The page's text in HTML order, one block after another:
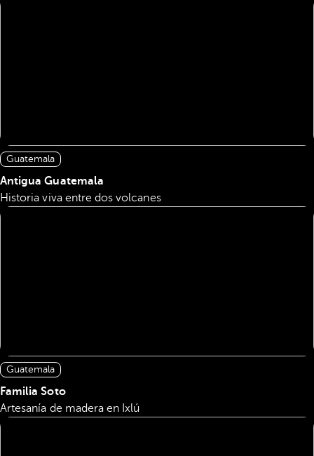
Guatemala
Antigua Guatemala
Historia viva entre dos volcanes
Guatemala
Familia Soto
Artesanía de madera en Ixlú